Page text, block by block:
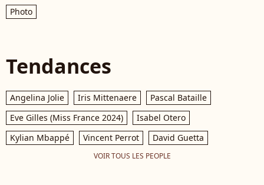
Photo
Tendances
Angelina Jolie Iris Mittenaere
Pascal Bataille
Eve Gilles (Miss France 2024)
Isabel Otero
Kylian Mbappé
Vincent Perrot David Guetta
VOIR TOUS LES PEOPLE